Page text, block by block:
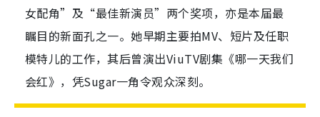
女配角”及“最佳新演员”两个奖项，亦是本届最
瞩目的新面孔之一。她早期主要拍MV、短片及任职
模特儿的工作，其后曾演出ViuTV剧集《哪一天我们
会红》，凭Sugar一角令观众深刻。